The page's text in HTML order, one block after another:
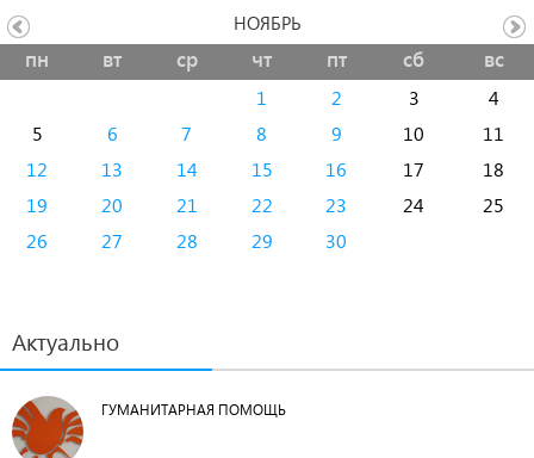
пн вт ср чт пт сб вс
1 2 3
4
5
6 7 8 9 10
11
12
13 14 15 16 17
18
19
20 21 22 23 24
25
26
27 28 29 30
НОЯБРЬ
Актуально
ГУМАНИТАРНАЯ ПОМОЩЬ